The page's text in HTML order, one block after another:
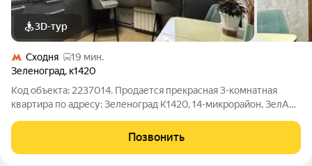
3D-тур
Сходня
19 мин.
Зеленоград, к1420
Код объекта: 2237014. Продается прекрасная 3-комнатная
квартира по адресу: Зеленоград К1420, 14-микрорайон, ЗелАО
Эргономичная и функциональная планировка. Высота
потолков 2,7 м. Гардеробная.
Позвонить